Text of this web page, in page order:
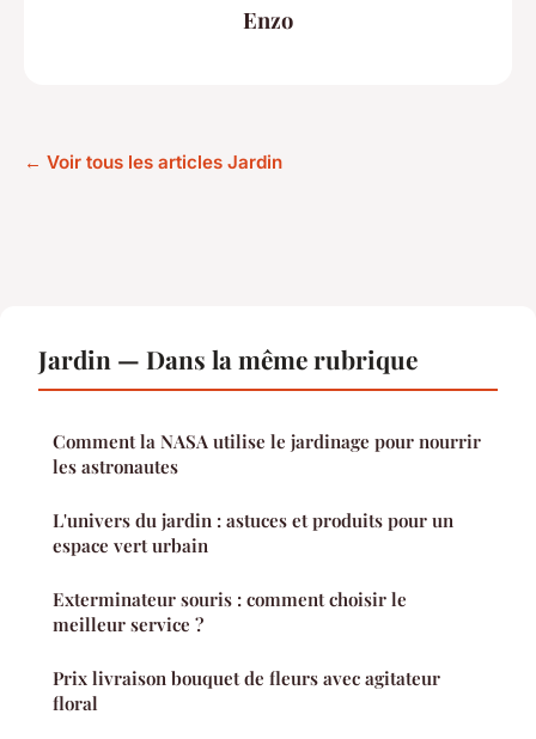
Enzo
← Voir tous les articles Jardin
Jardin — Dans la même rubrique
Comment la NASA utilise le jardinage pour nourrir
les astronautes
L'univers du jardin : astuces et produits pour un
espace vert urbain
Exterminateur souris : comment choisir le
meilleur service ?
Prix livraison bouquet de fleurs avec agitateur
floral